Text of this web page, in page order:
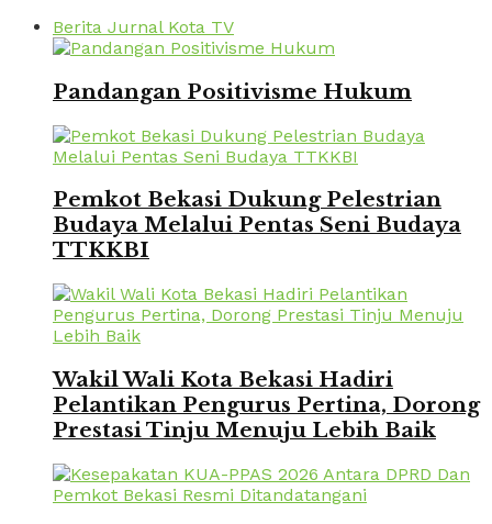
Berita Jurnal Kota TV
Pandangan Positivisme Hukum
Pemkot Bekasi Dukung Pelestrian
Budaya Melalui Pentas Seni Budaya
TTKKBI
Wakil Wali Kota Bekasi Hadiri
Pelantikan Pengurus Pertina, Dorong
Prestasi Tinju Menuju Lebih Baik